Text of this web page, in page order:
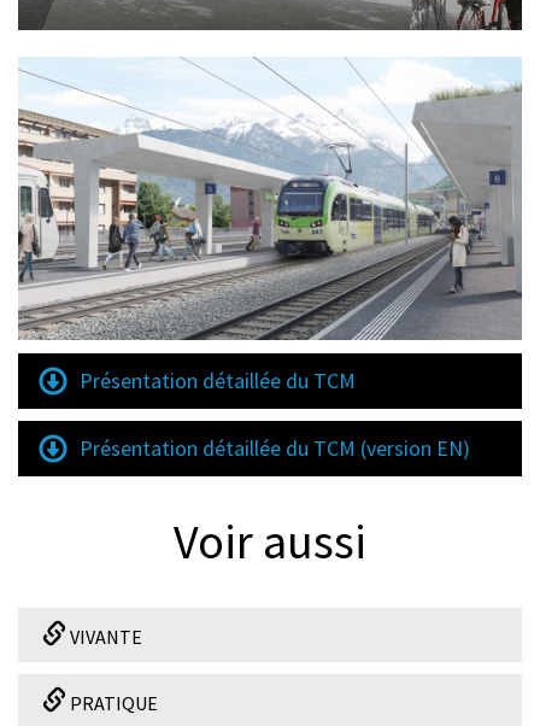
Présentation détaillée du TCM
Présentation détaillée du TCM (version EN)
Voir aussi
VIVANTE
PRATIQUE